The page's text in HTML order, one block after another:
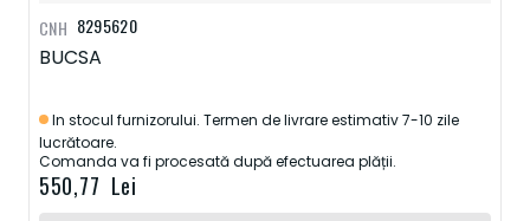
8295620
BUCSA
In stocul furnizorului. Termen de livrare estimativ 7-10 zile
lucrătoare.
Comanda va fi procesată după efectuarea plății.
550,77 Lei
CNH